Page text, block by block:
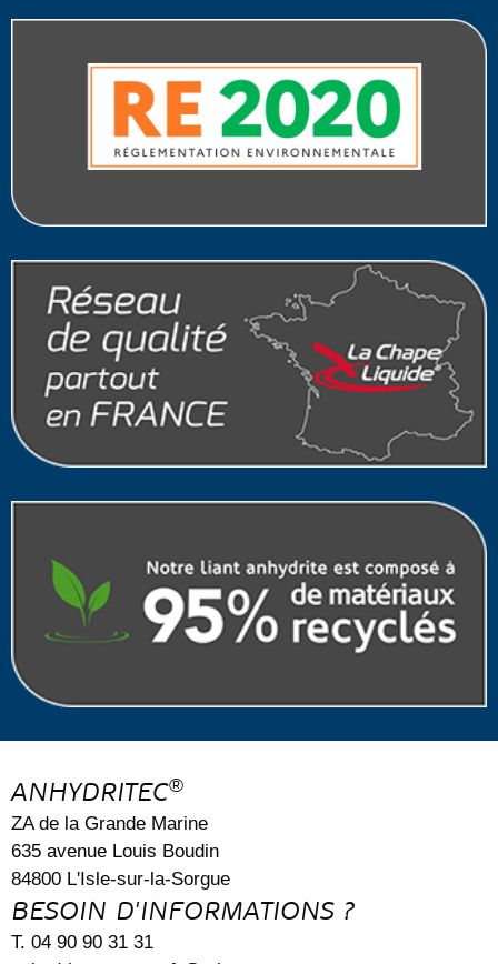
ANHYDRITEC®
ZA de la Grande Marine
635 avenue Louis Boudin
84800 L'Isle-sur-la-Sorgue
BESOIN D'INFORMATIONS ?
T. 04 90 90 31 31